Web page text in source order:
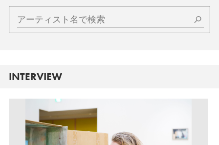
INTERVIEW